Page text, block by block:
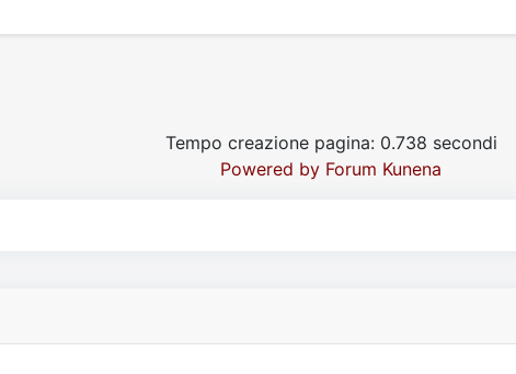
Tempo creazione pagina: 0.738 secondi
Powered by Forum Kunena